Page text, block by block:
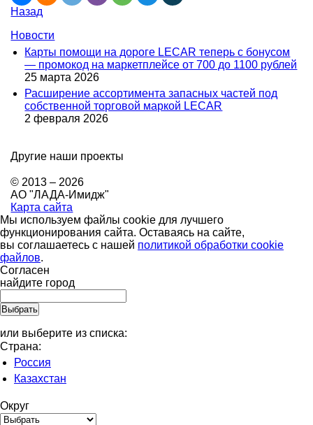
Назад
Новости
Карты помощи на дороге LECAR теперь с бонусом
— промокод на маркетплейсе от 700 до 1100 рублей
25 марта 2026
Расширение ассортимента запасных частей под
собственной торговой маркой LECAR
2 февраля 2026
Другие наши проекты
© 2013 – 2026
АО "ЛАДА-Имидж"
Карта сайта
Мы используем файлы cookie для лучшего
функционирования сайта. Оставаясь на сайте,
вы соглашаетесь с нашей политикой обработки cookie
файлов.
Согласен
найдите город
или выберите из списка:
Страна:
Россия
Казахстан
Округ